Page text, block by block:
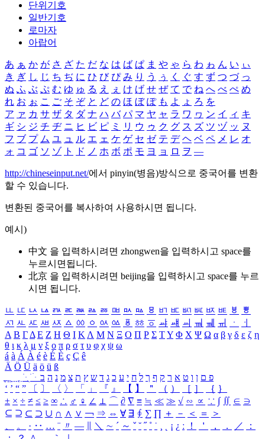
단위기호
일반기호
로마자
아랍어
あ ぁ か が さ ざ た だ な は ば ぱ ま や ゃ ら わ ゎ ん い ぃ
き ぎ し じ ち ぢ に ひ び ぴ み り う ぅ く ぐ す ず つ づ っ
ぬ ふ ぶ ぷ む ゆ ゅ る え ぇ け げ せ ぜ て で ね へ べ ぺ め
れ お ぉ こ ご そ ぞ と ど の ほ ぼ ぽ も よ ょ ろ を
ア ァ カ サ ザ タ ダ ナ ハ バ パ マ ヤ ャ ラ ワ ヮ ン イ ィ キ
ギ シ ジ チ ヂ ニ ヒ ビ ピ ミ リ ウ ゥ ク グ ス ズ ツ ヅ ッ ヌ
フ ブ プ ム ユ ュ ル エ ェ ケ ゲ セ ゼ テ デ ヘ ベ ペ メ レ オ
ォ コ ゴ ソ ゾ ト ド ノ ホ ボ ポ モ ヨ ョ ロ ヲ ―
http://chineseinput.net/에서 pinyin(병음)방식으로 중국어를 변환
할 수 있습니다.
변환된 중국어를 복사하여 사용하시면 됩니다.
예시)
中文 을 입력하시려면 zhongwen을 입력하시고 space를
누르시면됩니다.
北京 을 입력하시려면 beijing을 입력하시고 space를 누르
시면 됩니다.
ㅥ ㅦ ㅧ ㅨ ㅩ ㅪ ㅫ ㅬ ㅭ ㅮ ㅯ ㅰ ㅱ ㅲ ㅳ ㅴ ㅵ ㅶ ㅷ ㅸ
ㅹ
ㅺ ㅻ ㅼ ㅽ ㅾ ㅿ ㆀ ㆁ ㆂ ㆃ ㆄ ㆅ ㆆ ㆇ ㆈ ㆉ ㆊ ㆋ ㆌ ㆍ
ㆎ
Α Β ΓΔ Ε Ζ Η Θ Ι ΚΛ Μ Ν Ξ Ο Π Ρ Σ ΤΥ Φ Χ Ψ Ω α β γ δ ε ζ η
θ ι κ λ μ ν ξ ο π ρ σ τ υ φ χ ψ ω
á à Á À é è É È ç Ç ê
Ä Ö Ü ä ö ü ß
ִֶֹ ֻּ ׁׂ פ ם ן ו ט א ר ק ף ך ל ח י ע כ ג ד ש ץ ת צ מ נ ה ב
‘ ’ “ ” 〔 〕 〈 〉 「 」 『 』 【 】 ＂ （ ） ［ ］ ｛ ｝
± × ÷ ≠ ≤ ≥ ∞ ∴ ♂ ♀ ∠ ⊥ ⌒ ∂ ∇ ≡ ≒ ≪ ≫ √ ∽ ∝ ∵ ∫ ∬ ∈ ∋
⊆ ⊇ ⊂ ⊃ ∪ ∩ ∧ ∨ ￢ ⇒ ⇔ ∀ ∃ ∮ ∑ ∏ ＋ － ＜ ＝
＞
、
。 · ‥ … ¨ 〃 ― ＼ ∼ ´ ～ ˇ ˘ ˝ ˚ ˙ ¸ ¡ ¿ ː ！ ＇ ， ． ／
：